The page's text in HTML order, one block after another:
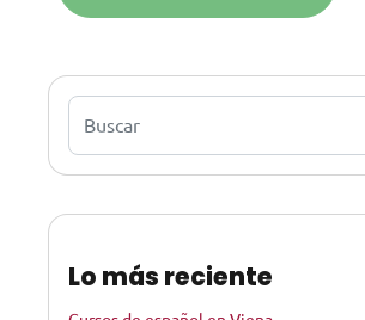
Buscar
Lo más reciente